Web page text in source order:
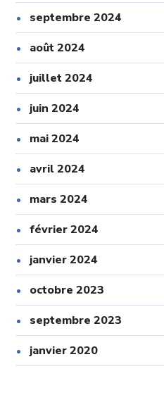
septembre 2024
août 2024
juillet 2024
juin 2024
mai 2024
avril 2024
mars 2024
février 2024
janvier 2024
octobre 2023
septembre 2023
janvier 2020